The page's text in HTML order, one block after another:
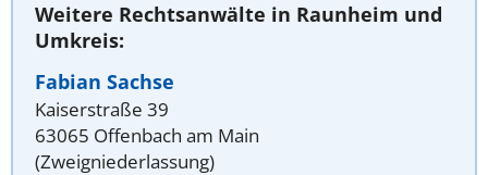
Weitere Rechtsanwälte in Raunheim und
Umkreis:
Fabian Sachse
Kaiserstraße 39
63065 Offenbach am Main
(Zweigniederlassung)